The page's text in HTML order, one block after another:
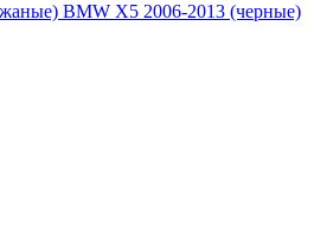
BMW X5 2006-2013 (черные)